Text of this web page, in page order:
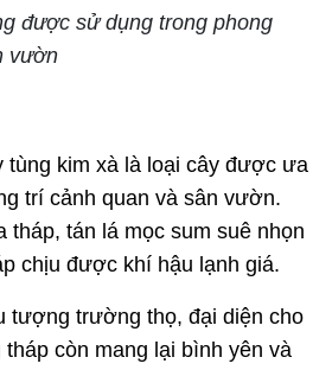
được sử dụng trong phong
vườn
tùng kim xà là loại cây được ưa
trí cảnh quan và sân vườn.
tháp, tán lá mọc sum suê nhọn
chịu được khí hậu lạnh giá.
tượng trường thọ, đại diện cho
còn mang lại bình yên và